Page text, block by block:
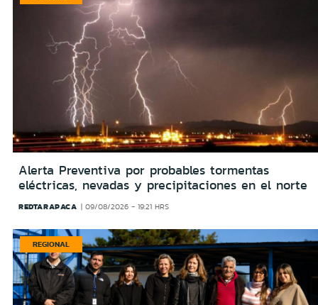
Alerta Preventiva por probables tormentas
eléctricas, nevadas y precipitaciones en el norte
REDTARAPACA 09/08/2026 - 19:21 HRS
REGIONAL